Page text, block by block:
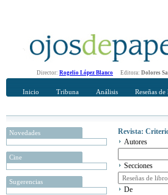
Director: Rogelio López Blanco Editora: Dolores
Inicio Tribuna Análisis Reseñas
Novedades
Cine
Sugerencias
Revista:
Autores
Secciones
De